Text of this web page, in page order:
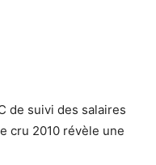
de suivi des salaires
cru 2010 révèle une